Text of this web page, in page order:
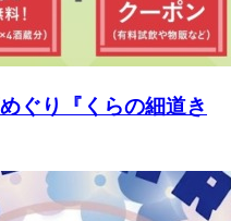
ぐり『くらの細道き